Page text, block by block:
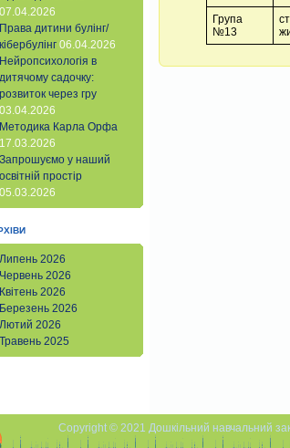
07.04.2026
Права дитини булінг/
кібербулінг 06.04.2026
Нейропсихологія в
дитячому садочку:
розвиток через гру
03.04.2026
Методика Карла Орфа
17.03.2026
Запрошуємо у наший
освітній простір
05.03.2026
Липень 2026
Червень 2026
Квітень 2026
Березень 2026
Лютий 2026
Травень 2025
Група
№13
Copyright © 2021 Дошкільний навчальний